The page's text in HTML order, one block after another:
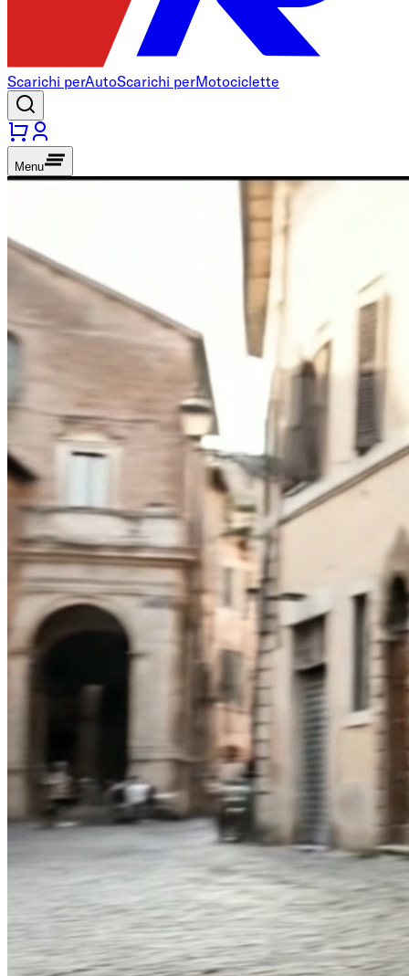
Scarichi perAutoScarichi perMotociclette
Menu